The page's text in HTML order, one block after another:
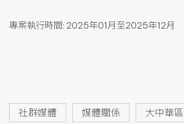
專案執行時間: 2025年01月至2025年12月
社群媒體 媒體關係 大中華區